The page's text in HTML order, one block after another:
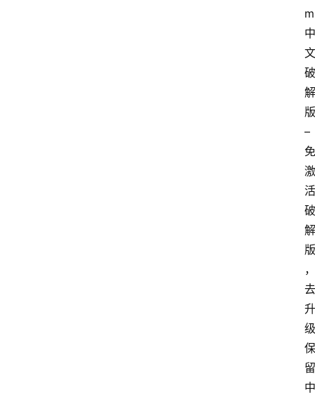
m
中
文
破
解
版
–
免
激
活
破
解
版
，
去
升
级
保
留
中